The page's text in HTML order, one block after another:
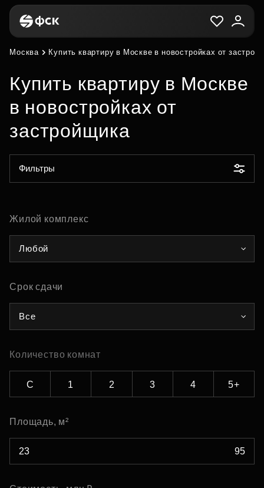
Москва Купить квартиру в Москве в новостройках от
Купить квартиру в Москве
в новостройках от
застройщика
Фильтры
Жилой комплекс
Любой
Срок сдачи
Все
Количество комнат
С 1 2 3 4 5+
Площадь, м²